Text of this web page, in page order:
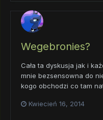
Wegebronies?
Cała ta dyskusja jak i
mnie bezsensowna do
kogo obchodzi co tam
Kwiecień 16, 2014